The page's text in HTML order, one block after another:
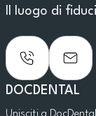
Il luogo di
DOCDENTAL